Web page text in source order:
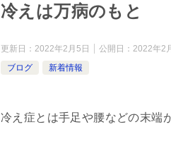
冷えは万病のもと
更新日： 2022年2月5日 公開日： 2022年2
ブログ
新着情報
冷え症とは手足や腰などの末端